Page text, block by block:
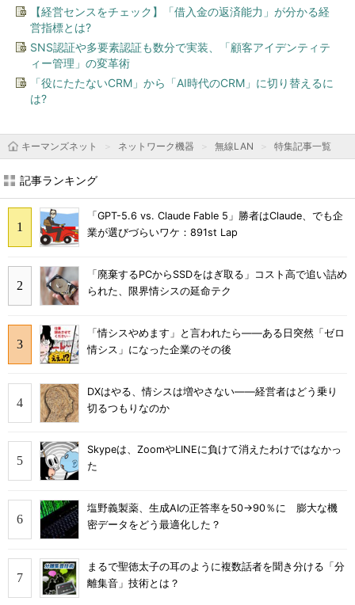
【経営センスをチェック】「借入金の返済能力」が分かる経
営指標とは?
SNS認証や多要素認証も数分で実装、「顧客アイデンティテ
ィー管理」の変革術
「役にたたないCRM」から「AI時代のCRM」に切り替えるに
は?
キーマンズネット ネットワーク機器 無線LAN 特集記事一覧
記事ランキング
「GPT-5.6 vs. Claude Fable 5」勝者はClaude、でも企
業が選びづらいワケ：891st Lap
「廃棄するPCからSSDをはぎ取る」コスト高で追い詰め
られた、限界情シスの延命テク
「情シスやめます」と言われたら――ある日突然「ゼロ
情シス」になった企業のその後
DXはやる、情シスは増やさない――経営者はどう乗り
切るつもりなのか
Skypeは、ZoomやLINEに負けて消えたわけではなかっ
た
塩野義製薬、生成AIの正答率を50→90％に 膨大な機
密データをどう最適化した？
まるで聖徳太子の耳のように複数話者を聞き分ける「分
離集音」技術とは？